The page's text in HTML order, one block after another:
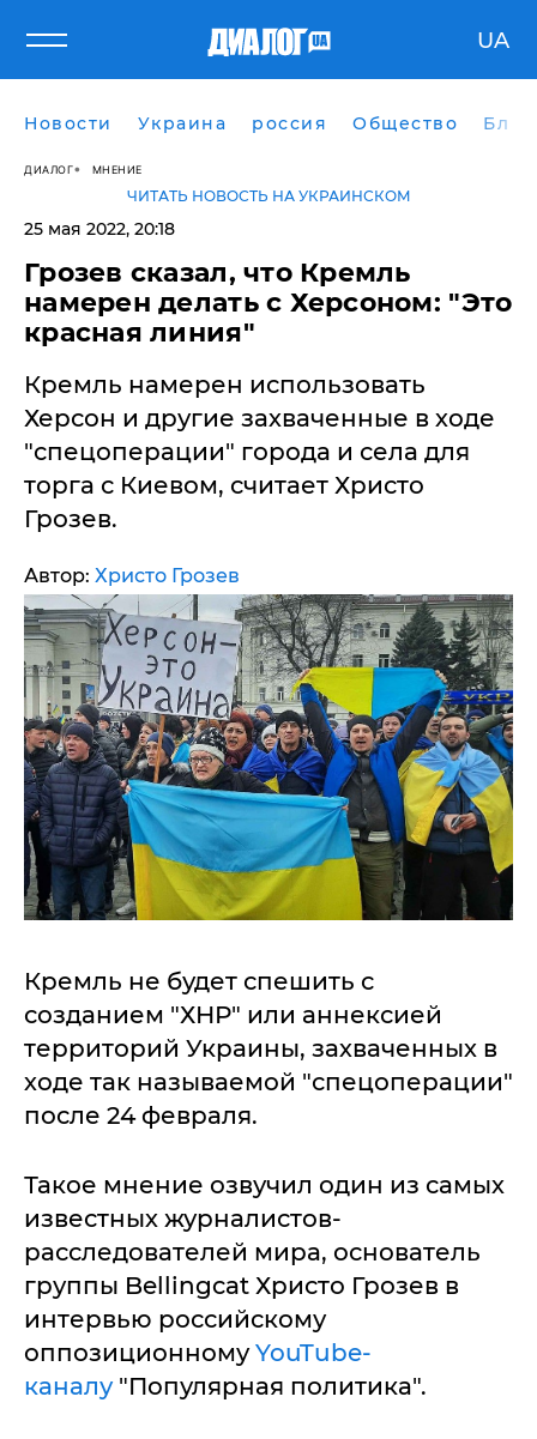
UA
Новости Украина россия Общество
ДИАЛОГ МНЕНИЕ
ЧИТАТЬ НОВОСТЬ НА УКРАИНСКОМ
25 мая 2022, 20:18
​Грозев сказал, что Кремль
намерен делать с Херсоном: "Это
красная линия"
Кремль намерен использовать
Херсон и другие захваченные в ходе
"спецоперации" города и села для
торга с Киевом, считает Христо
Грозев.
Автор: Христо Грозев
Кремль не будет спешить с
созданием "ХНР" или аннексией
территорий Украины, захваченных в
ходе так называемой "спецоперации"
после 24 февраля.
Такое мнение озвучил один из самых
известных журналистов-
расследователей мира, основатель
группы Bellingcat Христо Грозев в
интервью российскому
оппозиционномуYouTube-
каналу"Популярная политика".